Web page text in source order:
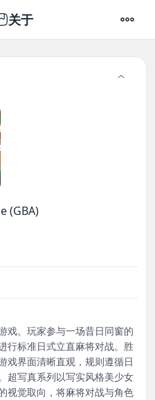
关于 设置
(GBA)
戏。玩家参与一场昔日同窗的
行标准日式立直麻将对战。胜
戏界面清晰直观，规则遵循日
超写真系列以写实风格美少女
视觉取向，将麻将对战与角色